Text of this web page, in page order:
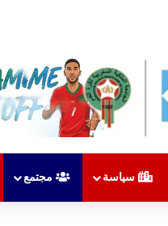
سياسة مجتمع